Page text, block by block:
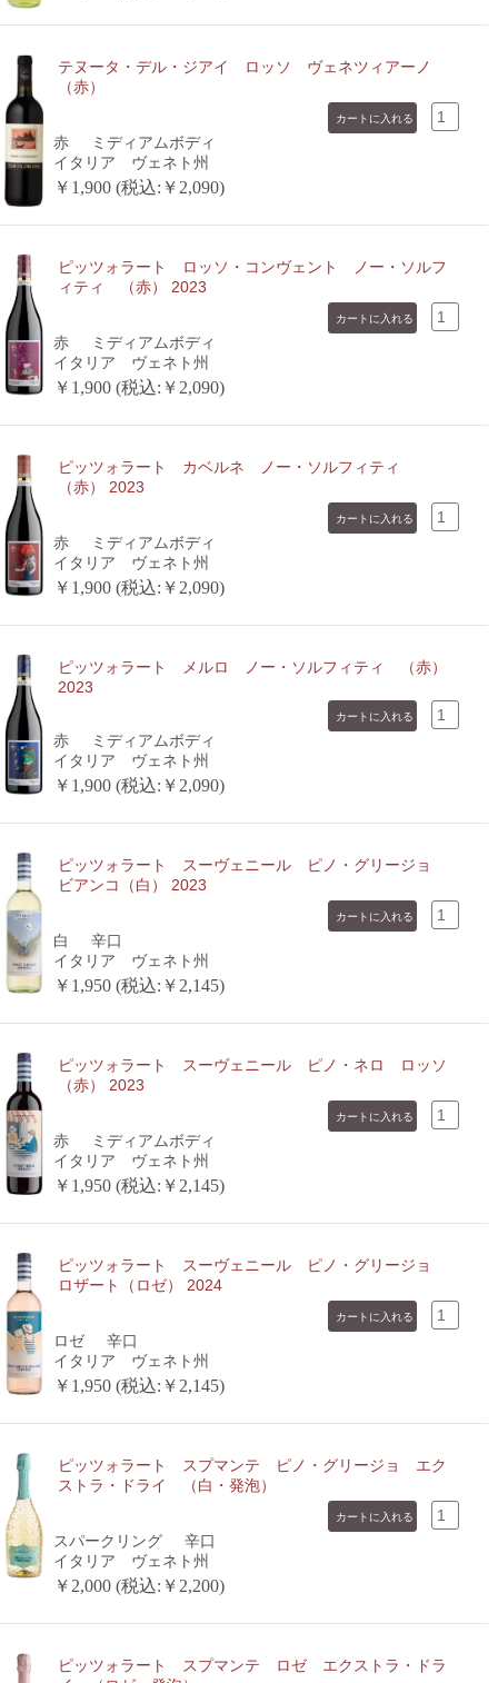
テヌータ・デル・ジアイ ロッソ ヴェネツィアーノ
（赤）
赤
ミディアムボディ
イタリア ヴェネト州
￥1,900 (税込:￥2,090)
ピッツォラート ロッソ・コンヴェント ノー・ソルフ
ィティ （赤） 2023
赤
ミディアムボディ
イタリア ヴェネト州
￥1,900 (税込:￥2,090)
ピッツォラート カベルネ ノー・ソルフィティ
（赤） 2023
赤
ミディアムボディ
イタリア ヴェネト州
￥1,900 (税込:￥2,090)
ピッツォラート メルロ ノー・ソルフィティ （赤）
2023
赤
ミディアムボディ
イタリア ヴェネト州
￥1,900 (税込:￥2,090)
ピッツォラート スーヴェニール ピノ・グリージョ
ビアンコ（白） 2023
白
辛口
イタリア ヴェネト州
￥1,950 (税込:￥2,145)
ピッツォラート スーヴェニール ピノ・ネロ ロッソ
（赤） 2023
赤
ミディアムボディ
イタリア ヴェネト州
￥1,950 (税込:￥2,145)
ピッツォラート スーヴェニール ピノ・グリージョ
ロザート（ロゼ） 2024
ロゼ
辛口
イタリア ヴェネト州
￥1,950 (税込:￥2,145)
ピッツォラート スプマンテ ピノ・グリージョ エク
ストラ・ドライ （白・発泡）
スパークリング
辛口
イタリア ヴェネト州
￥2,000 (税込:￥2,200)
ピッツォラート スプマンテ ロゼ エクストラ・ドラ